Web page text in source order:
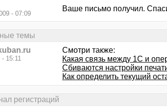
- 07:09
Ваше письмо получил.
темы
- 15:11
Смотри также:
Какая связь между 1С и
Сбиваются настройки
Как определить текущий
регистраций